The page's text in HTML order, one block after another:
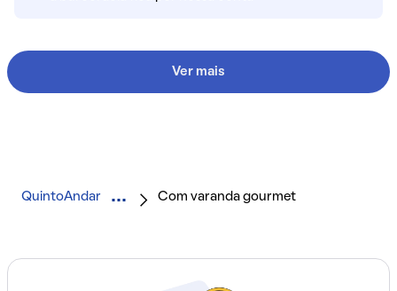
Ver mais
QuintoAndar Com varanda gourmet